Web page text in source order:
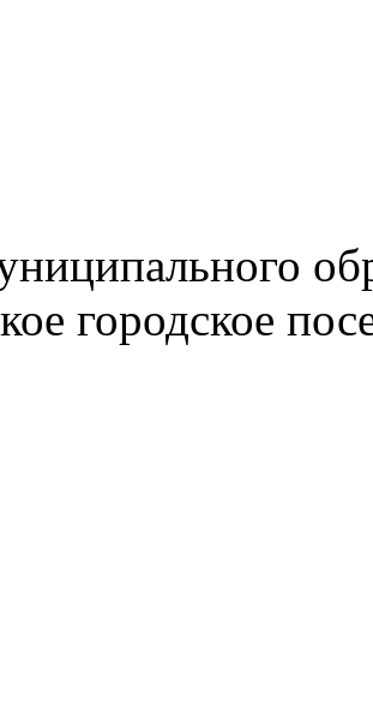
городское